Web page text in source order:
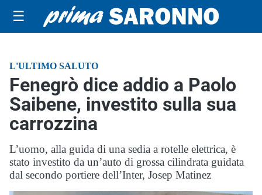
☰
L'ULTIMO SALUTO
Fenegrò dice addio a Paolo
Saibene, investito sulla sua
carrozzina
L’uomo, alla guida di una sedia a rotelle elettrica, è
stato investito da un’auto di grossa cilindrata guidata
dal secondo portiere dell’Inter, Josep Matinez